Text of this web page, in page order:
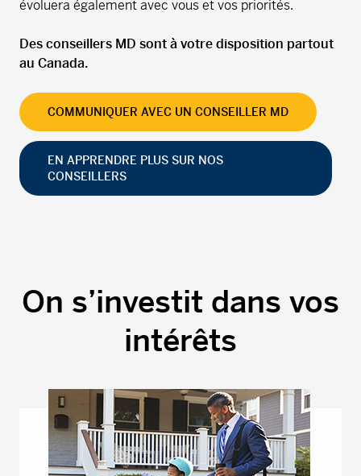
évoluera également avec vous et vos priorités.
Des conseillers MD sont à votre disposition partout
au Canada.
COMMUNIQUER AVEC UN CONSEILLER MD
EN APPRENDRE PLUS SUR NOS
CONSEILLERS
On s’investit dans vos
intérêts